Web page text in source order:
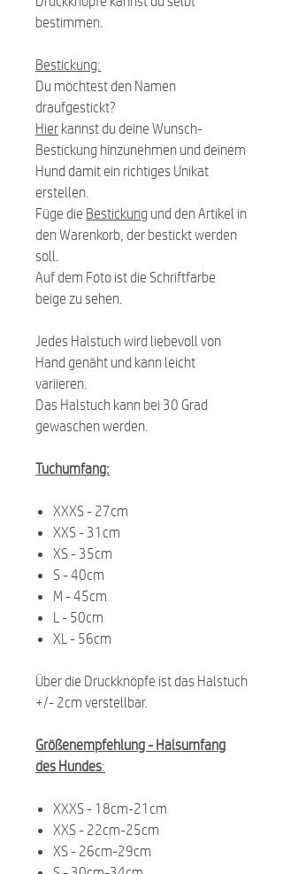
bestimmen.
Bestickung:
Du möchtest den Namen
draufgestickt?
Hier kannst du deine Wunsch-
Bestickung hinzunehmen und deinem
Hund damit ein richtiges Unikat
erstellen.
Füge die Bestickung und den Artikel in
den Warenkorb, der bestickt werden
soll.
Auf dem Foto ist die Schriftfarbe
beige zu sehen.
Jedes Halstuch wird liebevoll von
Hand genäht und kann leicht
variieren.
Das Halstuch kann bei 30 Grad
gewaschen werden.
Tuchumfang:
XXXS - 27cm
XXS - 31cm
XS - 35cm
S - 40cm
M - 45cm
L - 50cm
XL - 56cm
Über die Druckknöpfe ist das Halstuch
+/- 2cm verstellbar.
Größenempfehlung - Halsumfang
des Hundes:
XXXS - 18cm-21cm
XXS - 22cm-25cm
XS - 26cm-29cm